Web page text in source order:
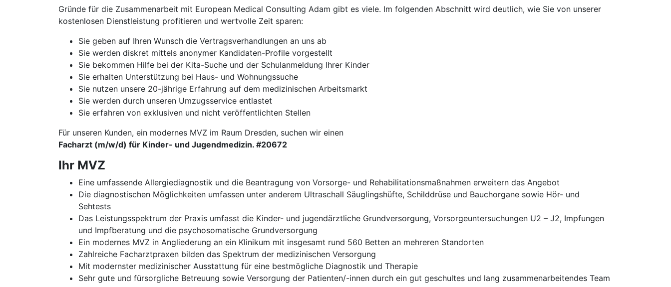
Gründe für die Zusammenarbeit mit European Medical Consulting Adam gibt es viele. Im folgenden Abschnitt wird deutlich, wie Sie von unserer
kostenlosen Dienstleistung profitieren und wertvolle Zeit sparen:
Sie geben auf Ihren Wunsch die Vertragsverhandlungen an uns ab
Sie werden diskret mittels anonymer Kandidaten-Profile vorgestellt
Sie bekommen Hilfe bei der Kita-Suche und der Schulanmeldung Ihrer Kinder
Sie erhalten Unterstützung bei Haus- und Wohnungssuche
Sie nutzen unsere 20-jährige Erfahrung auf dem medizinischen Arbeitsmarkt
Sie werden durch unseren Umzugsservice entlastet
Sie erfahren von exklusiven und nicht veröffentlichten Stellen
Für unseren Kunden, ein modernes MVZ im Raum Dresden, suchen wir einen
Facharzt (m/w/d) für Kinder- und Jugendmedizin. #20672
Ihr MVZ
Eine umfassende Allergiediagnostik und die Beantragung von Vorsorge- und Rehabilitationsmaßnahmen erweitern das Angebot
Die diagnostischen Möglichkeiten umfassen unter anderem Ultraschall Säuglingshüfte, Schilddrüse und Bauchorgane sowie Hör- und
Sehtests
Das Leistungsspektrum der Praxis umfasst die Kinder- und jugendärztliche Grundversorgung, Vorsorgeuntersuchungen U2 – J2, Impfungen
und Impfberatung und die psychosomatische Grundversorgung
Ein modernes MVZ in Angliederung an ein Klinikum mit insgesamt rund 560 Betten an mehreren Standorten
Zahlreiche Facharztpraxen bilden das Spektrum der medizinischen Versorgung
Mit modernster medizinischer Ausstattung für eine bestmögliche Diagnostik und Therapie
Sehr gute und fürsorgliche Betreuung sowie Versorgung der Patienten/-innen durch ein gut geschultes und lang zusammenarbeitendes Team